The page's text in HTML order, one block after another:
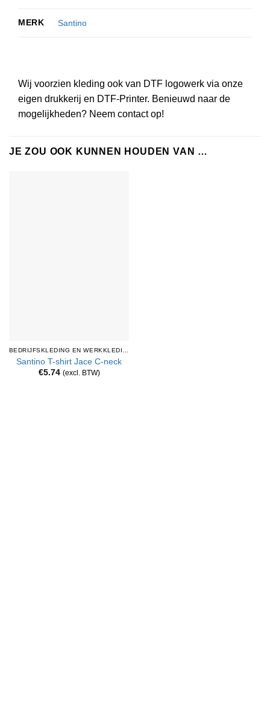
MERK Santino
Wij voorzien kleding ook van DTF logowerk via onze
eigen drukkerij en DTF-Printer. Benieuwd naar de
mogelijkheden? Neem contact op!
JE ZOU OOK KUNNEN HOUDEN VAN …
BEDRIJFSKLEDING EN WERKKLEDING
Santino T-shirt Jace C-neck
€5.74 (excl. BTW)